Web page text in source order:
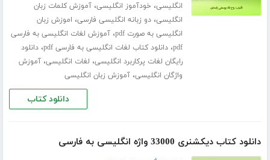
انگلیسی، خودآموز انگلیسی،آموزش کلمات زبان
انگلیسی،دو زبانه انگلیسی فارسی، اموزش زبان
انگلیسی به صورت pdf
،آموزش لغات انگلیسی به فارسی
pdf،دانلود کتاب لغات انگلیسی به فارسی pdf ،دانلود
رایگان لغات پرکاربرد انگلیسی، لغات انگلیسی،آموزش
واژگان انگلیسی،آموزش زبان انگلیسی
دانلود کتاب
دانلود کتاب دیکشنری 33000 واژه انگلیسی به فارسی